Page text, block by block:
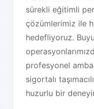
sürekli eğitimli
çözümlerimiz ile
hedefliyoruz.
profesyonel
sigortalı
huzurlu bir